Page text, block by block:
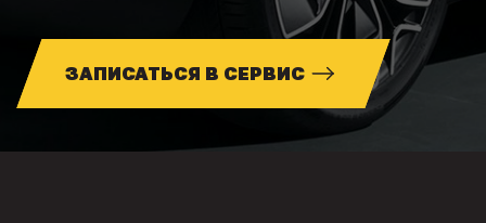
ЗАПИСАТЬСЯ В СЕРВИС